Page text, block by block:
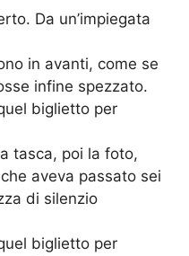
Da un’impiegata
in avanti, come se
infine spezzato.
biglietto per
tasca, poi la foto,
aveva passato sei
di silenzio
biglietto per